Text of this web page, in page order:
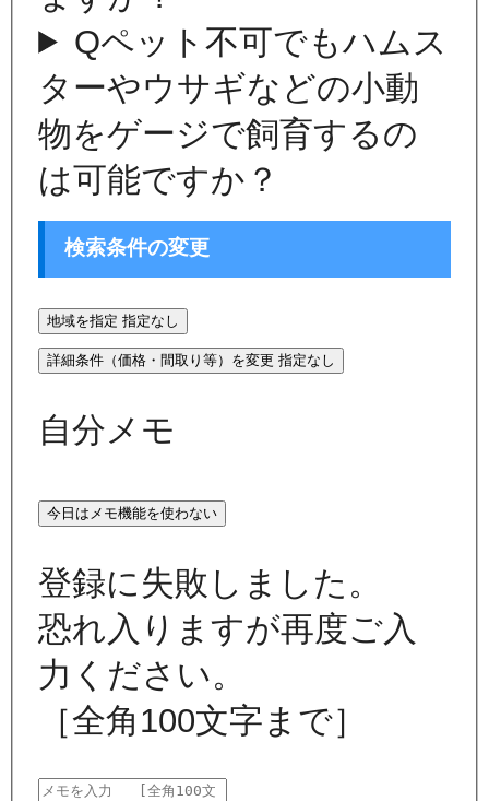
Qペット不可でもハムス
ターやウサギなどの小動
物をゲージで飼育するの
は可能ですか？
検索条件の変更
地域を指定 指定なし
詳細条件（価格・間取り等）を変更 指定なし
自分メモ
今日はメモ機能を使わない
登録に失敗しました。
恐れ入りますが再度ご入
力ください。
［全角100文字まで］